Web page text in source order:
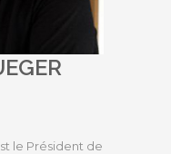
le Président de